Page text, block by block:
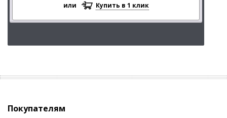
или Купить в 1 клик
Покупателям